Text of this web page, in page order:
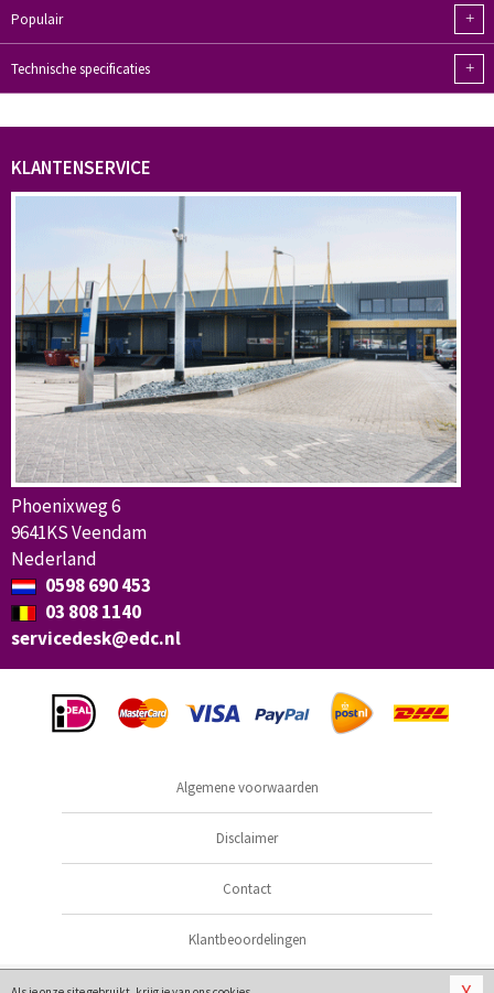
Populair +
Technische specificaties +
KLANTENSERVICE
Phoenixweg 6
9641KS Veendam
Nederland
0598 690 453
03 808 1140
servicedesk@edc.nl
Algemene voorwaarden
Disclaimer
Contact
Klantbeoordelingen